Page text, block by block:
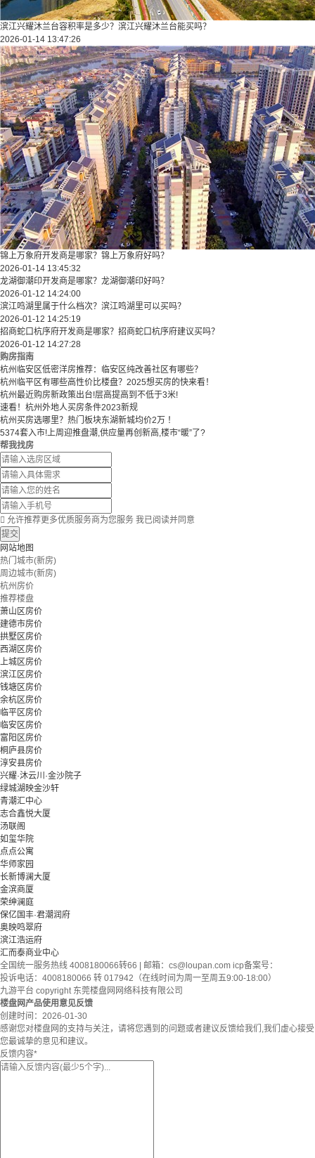
滨江兴耀沐兰台容积率是多少？滨江兴耀沐兰台能买吗？
2026-01-14 13:47:26
锦上万象府开发商是哪家？锦上万象府好吗？
2026-01-14 13:45:32
龙湖御潮印开发商是哪家？龙湖御潮印好吗？
2026-01-12 14:24:00
滨江鸣湖里属于什么档次？滨江鸣湖里可以买吗？
2026-01-12 14:25:19
招商蛇口杭序府开发商是哪家？招商蛇口杭序府建议买吗？
2026-01-12 14:27:28
购房指南
杭州临安区低密洋房推荐：临安区纯改善社区有哪些？
​​杭州临平区有哪些高性价比楼盘？2025想买房的快来看！​
杭州最近购房新政策出台!层高提高到不低于3米!
速看！杭州外地人买房条件2023新规
杭州买房选哪里？热门板块东湖新城均价2万 ！
5374套入市!上周迎推盘潮,供应量再创新高,楼市“暖”了?
帮我找房
 允许推荐更多优质服务商为您服务 我已阅读并同意
提交
网站地图
热门城市(新房)
周边城市(新房)
杭州房价
推荐楼盘
萧山区房价
建德市房价
拱墅区房价
西湖区房价
上城区房价
滨江区房价
钱塘区房价
余杭区房价
临平区房价
临安区房价
富阳区房价
桐庐县房价
淳安县房价
兴耀·沐云川·金沙院子
绿城湖映金沙轩
青潮汇中心
志合鑫悦大厦
汤联阁
如玺华院
点点公寓
华师家园
长新博澜大厦
金滨商厦
荣绅澜庭
保亿国丰·君潮润府
奥映鸣翠府
滨江浩运府
汇而泰商业中心
全国统一服务热线 4008180066转66 | 邮箱： cs@loupan.com icp备案号：
投诉电话：4008180066 转 017942（在线时间为周一至周五9:00-18:00）
九游平台 copyright 东莞楼盘网网络科技有限公司
楼盘网产品使用意见反馈
创建时间： 2026-01-30
感谢您对楼盘网的支持与关注，请将您遇到的问题或者建议反馈给我们,我们虚心接受
您最诚挚的意见和建议。
反馈内容*